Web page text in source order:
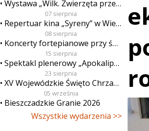
Wystawa „Wilk. Zwierzęta przeklęte”
07 sierpnia
Repertuar kina „Syreny” w Wieluniu w dn. od 7 do 13 sierpnia
08 sierpnia
Koncerty fortepianowe przy świecach
15 sierpnia
Spektakl plenerowy „Apokalipsa”
23 sierpnia
XV Wojewódzkie Święto Chrzanu
05 września
Bieszczadzkie Granie 2026
Wszystkie wydarzenia >>